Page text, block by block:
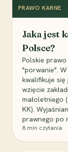
PRAWO KARNE
Jaka jest
Polsce?
Polskie
"porwanie".
kwalifikuje się
wzięcie
małoletniego
KK).
prawnego po
8 min czytania